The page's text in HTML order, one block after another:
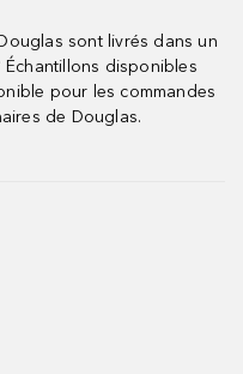
sont livrés dans un
disponibles
pour les commandes
de Douglas.